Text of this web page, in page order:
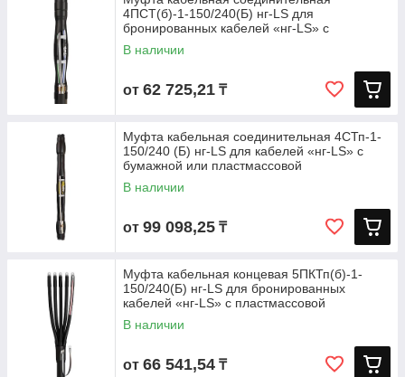
4ПСТ(б)-1-150/240(Б) нг-LS для
бронированных кабелей «нг-LS» с
пластмассовой
В наличии
от 62 725,21 ₸
Муфта кабельная соединительная 4СТп-1-
150/240 (Б) нг-LS для кабелей «нг-LS» с
бумажной или пластмассовой
В наличии
от 99 098,25 ₸
Муфта кабельная концевая 5ПКТп(б)-1-
150/240(Б) нг-LS для бронированных
кабелей «нг-LS» с пластмассовой
В наличии
от 66 541,54 ₸